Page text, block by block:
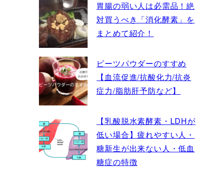
胃腸の弱い人は必需品！絶
対買うべき「消化酵素」を
まとめて紹介！
ビーツパウダーのすすめ
【血流促進/抗酸化力/抗炎
症力/脂肪肝予防など】
【乳酸脱水素酵素・LDHが
低い場合】疲れやすい人・
糖新生が出来ない人・低血
糖症の特徴